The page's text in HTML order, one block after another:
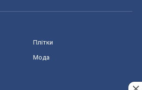
Плітки
Мода